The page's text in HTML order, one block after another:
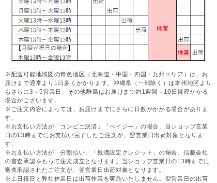
※配送可能地域図の青色地区（北海道・中国・四国・九州エリア）は、お
届けまで通常より1日多くかかります。沖縄県（一部除く）は本州地区より
もさらに3～5営業日、その他離島はお届けまで約1週間～10日間程かかる
場合がございます。
※ご注文内容によっては、お届けまでにさらに日数がかかる場合がありま
す。
※お支払い方法が「コンビニ決済」「ペイジー」の場合、当ショップ営業
日の13時までにお支払い完了したご注文が、翌営業日出荷対象となりま
す。
※お支払い方法が「分割払い」「残価設定クレジット」の場合、信販会社
の審査承認をもって注文成立となります。当ショップ営業日の13時までに
審査承認されたご注文が、翌営業日出荷対象となります。
※土日祝日と弊社休業日は出荷作業を実施いたしません。翌営業日の出荷